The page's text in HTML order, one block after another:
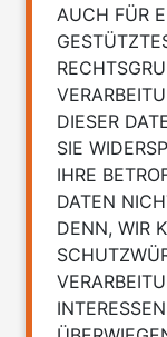
AUCH FÜR
DIESER
SIE
IHRE
DATEN
DENN, WIR